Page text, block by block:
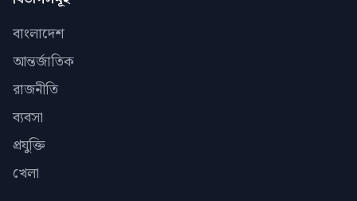
বাংলাদেশ
আন্তর্জাতিক
রাজনীতি
ব্যবসা
প্রযুক্তি
খেলা